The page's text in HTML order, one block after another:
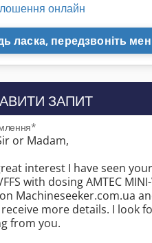
Запросити
онлайн
ласка, передзвоніть
ЗАПИТ